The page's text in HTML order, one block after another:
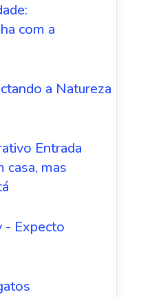
com a
a Natureza
Entrada
casa, mas
- Expecto